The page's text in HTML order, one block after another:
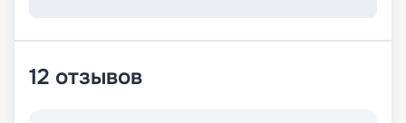
12 отзывов